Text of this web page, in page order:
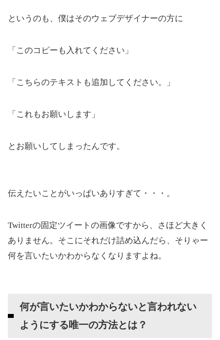
というのも、僕はそのウェブデザイナーの方に
「このコピーも入れてください」
「こちらのテキストも追加してください。」
「これもお願いします」
とお願いしてしまったんです。
伝えたいことがいっぱいありすぎて・・・。
Twitterの固定ツイートの画像ですから、さほど大きく
ありません。そこにそれだけ詰め込んだら、そりゃー
何を言いたいかわからなくなりますよね。
何が言いたいかわからないと言われない
ようにする唯一の方法とは？